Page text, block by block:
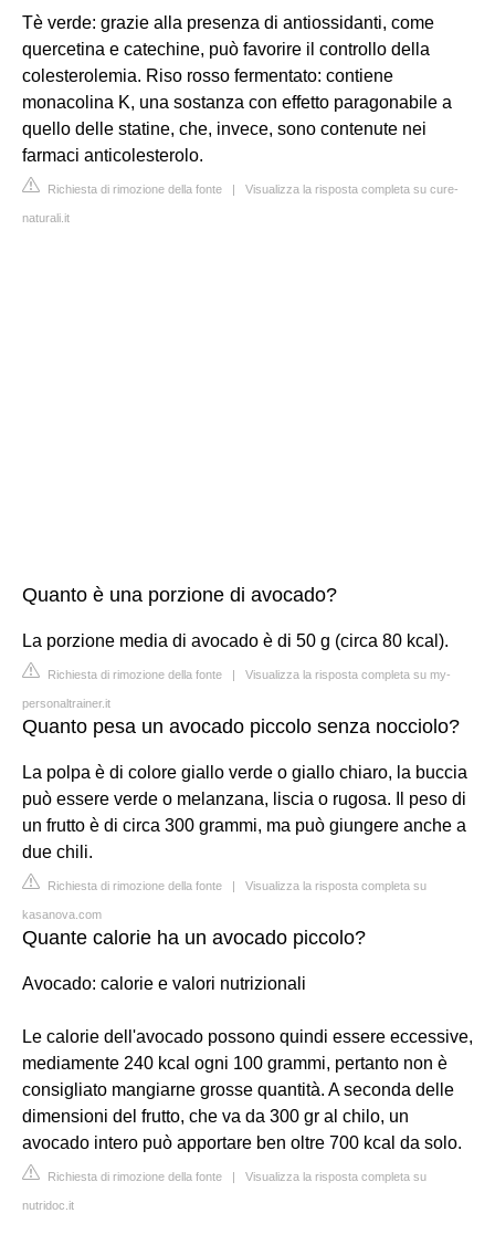
Tè verde: grazie alla presenza di antiossidanti, come
quercetina e catechine, può favorire il controllo della
colesterolemia. Riso rosso fermentato: contiene
monacolina K, una sostanza con effetto paragonabile a
quello delle statine, che, invece, sono contenute nei
farmaci anticolesterolo.
Richiesta di rimozione della fonte | Visualizza la risposta completa su cure-
naturali.it
Quanto è una porzione di avocado?
La porzione media di avocado è di 50 g (circa 80 kcal).
Richiesta di rimozione della fonte | Visualizza la risposta completa su my-
personaltrainer.it
Quanto pesa un avocado piccolo senza nocciolo?
La polpa è di colore giallo verde o giallo chiaro, la buccia
può essere verde o melanzana, liscia o rugosa. Il peso di
un frutto è di circa 300 grammi, ma può giungere anche a
due chili.
Richiesta di rimozione della fonte | Visualizza la risposta completa su
kasanova.com
Quante calorie ha un avocado piccolo?
Avocado: calorie e valori nutrizionali
Le calorie dell'avocado possono quindi essere eccessive,
mediamente 240 kcal ogni 100 grammi, pertanto non è
consigliato mangiarne grosse quantità. A seconda delle
dimensioni del frutto, che va da 300 gr al chilo, un
avocado intero può apportare ben oltre 700 kcal da solo.
Richiesta di rimozione della fonte | Visualizza la risposta completa su
nutridoc.it